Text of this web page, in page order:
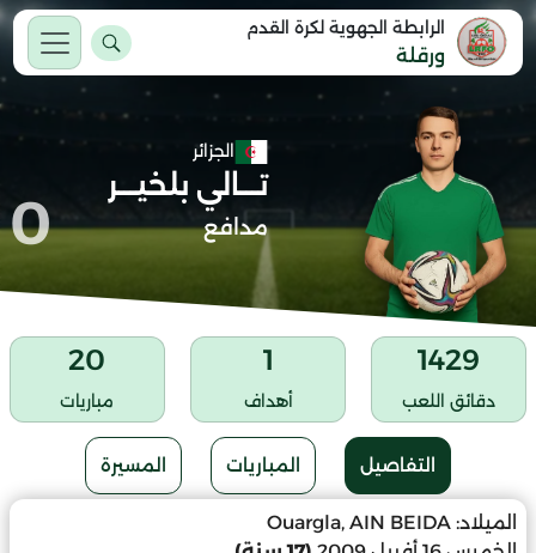
الرابطة الجهوية لكرة القدم
ورقلة
الجزائر
تـــالي بلخيـــر
مدافع 0
1429
دقائق اللعب
1
أهداف
20
مباريات
التفاصيل المباريات المسيرة
الميلاد: Ouargla, AIN BEIDA